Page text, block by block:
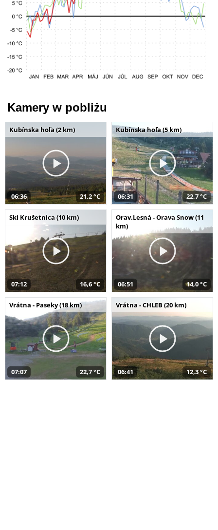
Kamery w pobliżu
Kubínska hoľa (2 km)
06:36 21,2 °C
Kubínska hoľa (5 km)
06:31 22,7 °C
Ski Krušetnica (10 km)
07:12 16,6 °C
Orav.Lesná - Orava Snow (11
km)
06:51 14,0 °C
Vrátna - Paseky (18 km)
07:07 22,7 °C
Vrátna - CHLEB (20 km)
06:41 12,3 °C